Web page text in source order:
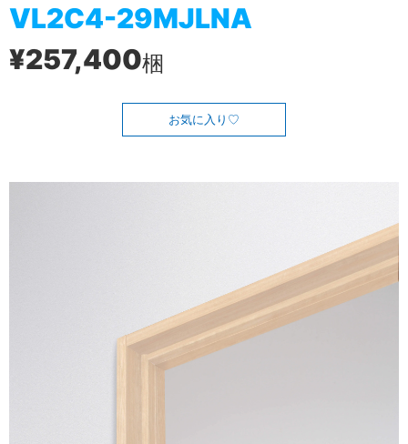
VL2C4-29MJLNA
¥257,400梱
お気に入り